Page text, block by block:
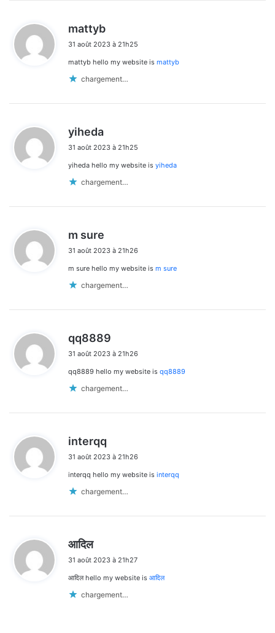
mattyb
t
31 août 2023 à 21h25
mattyb hello my website is mattyb
chargement…
yiheda
t
31 août 2023 à 21h25
yiheda hello my website is yiheda
chargement…
m sure
t
31 août 2023 à 21h26
m sure hello my website is m sure
chargement…
qq8889
t
31 août 2023 à 21h26
qq8889 hello my website is qq8889
chargement…
interqq
t
31 août 2023 à 21h26
interqq hello my website is interqq
chargement…
आदिलd
t
31 août 2023 à 21h27
आदिल hello my website is आदिल
chargement…